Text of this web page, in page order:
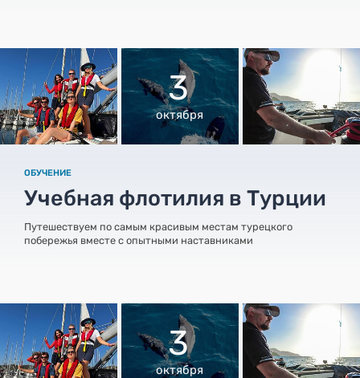
3
октября
ОБУЧЕНИЕ
Учебная флотилия в Турции
Путешествуем по самым красивым местам турецкого
побережья вместе с опытными наставниками
3
октября